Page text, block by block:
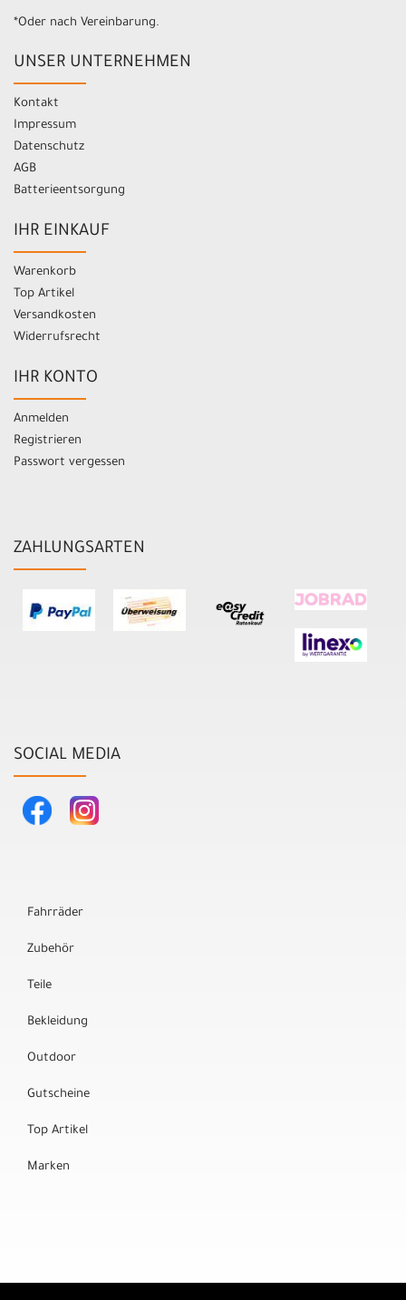
*Oder nach Vereinbarung.
UNSER UNTERNEHMEN
Kontakt
Impressum
Datenschutz
AGB
Batterieentsorgung
IHR EINKAUF
Warenkorb
Top Artikel
Versandkosten
Widerrufsrecht
IHR KONTO
Anmelden
Registrieren
Passwort vergessen
ZAHLUNGSARTEN
SOCIAL MEDIA
Fahrräder
Zubehör
Teile
Bekleidung
Outdoor
Gutscheine
Top Artikel
Marken